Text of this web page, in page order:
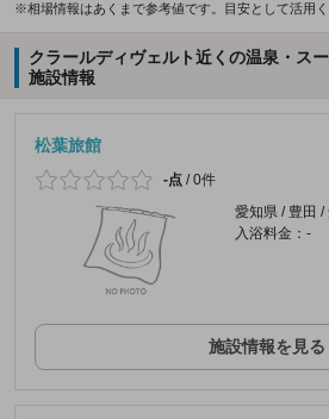
※相場情報はあくまで参考値です。目安として活用く
クラールディヴェルト近くの温泉・ス
施設情報
松葉旅館
-点 /0件
愛知県 / 豊田
入浴料金：-
施設情報を見る